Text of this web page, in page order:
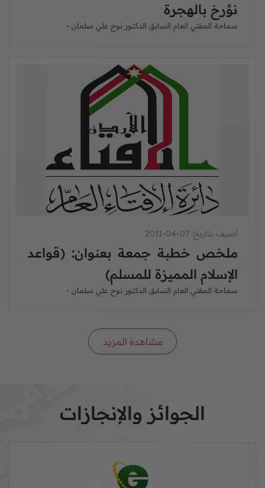
نؤرخ بالهجرة
سماحة المفتي العام السابق الدكتور نوح علي سلمان -
أضيف بتاريخ: 07-04-2011
ملخص خطبة جمعة بعنوان: (قواعد
الإسلام المميزة للمسلم)
سماحة المفتي العام السابق الدكتور نوح علي سلمان -
مشاهدة المزيد
الجوائز والإنجازات